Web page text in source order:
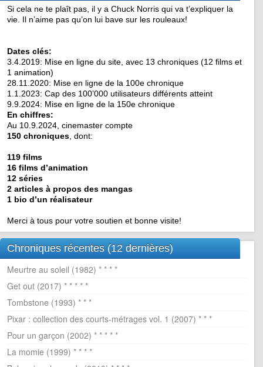
Si cela ne te plaît pas, il y a Chuck Norris qui va t’expliquer la
vie. Il n’aime pas qu’on lui bave sur les rouleaux!
Dates clés:
3.4.2019: Mise en ligne du site, avec 13 chroniques (12 films et
1 animation)
28.11.2020: Mise en ligne de la 100e chronique
1.1.2023: Cap des 100’000 utilisateurs différents atteint
9.9.2024: Mise en ligne de la 150e chronique
En chiffres:
Au 10.9.2024, cinemaster compte
150 chroniques , dont:
119 films
16 films d’animation
12 séries
2 articles à propos des mangas
1 bio d’un réalisateur
Merci à tous pour votre soutien et bonne visite!
Chroniques récentes (12 dernières)
Meurtre au soleil (1982) * * * *
Get out (2017) * * * * *
Tombstone (1993) * * *
Pixar : collection des courts-métrages vol. 1 (2007) * * *
Pour un garçon (2002) * * * * *
La momie (1999) * * * *